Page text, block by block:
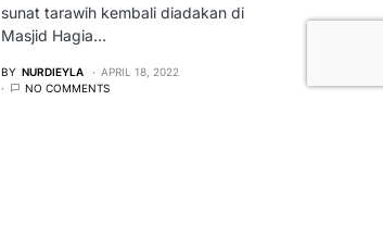
sunat tarawih kembali diadakan di
Masjid Hagia…
BY NURDIEYLA
APRIL 18, 2022
NO COMMENTS